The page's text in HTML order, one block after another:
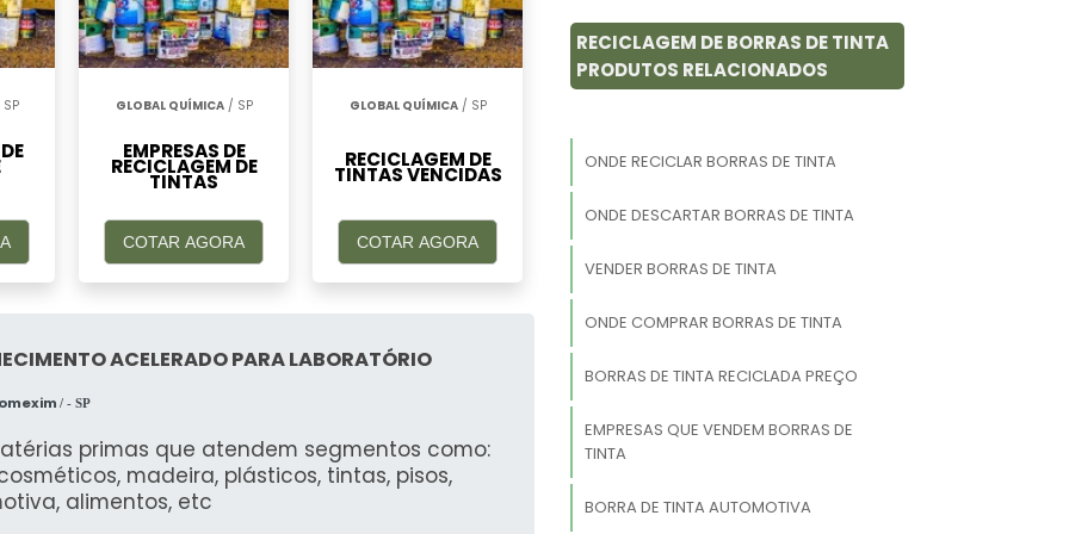
mas também reaproveita a energia contida nos
DA BORRA DE TINTA
realizada por empresas especializadas que
ambientais. Em São Paulo, a
Reciclagem Fácil
segura desses resíduos.
DE BORRA DE TINTA
Utiliza a energia dos resíduos como combustível
as normas e regulamentos vigentes.
DE TINTA DE FORMA
GLOBAL QUÍMICA/ SP
EMPRESAS DE
RECICLAGEM DE
TINTAS
COTAR AGORA
GLOBAL QUÍMICA/ SP
RECICLAGEM DE
TINTAS VENCIDAS
COTAR AGORA
ACELERADO PARA LABORATÓRIO
/ - SP
primas que atendem segmentos como:
madeira, plásticos, tintas, pisos,
alimentos, etc
RECICLAGEM DE BORRAS DE TINTA
PRODUTOS RELACIONADOS
ONDE RECICLAR BORRAS DE TINTA
ONDE DESCARTAR BORRAS DE TINTA
VENDER BORRAS DE TINTA
ONDE COMPRAR BORRAS DE TINTA
BORRAS DE TINTA RECICLADA PREÇO
EMPRESAS QUE VENDEM BORRAS DE
TINTA
BORRA DE TINTA AUTOMOTIVA